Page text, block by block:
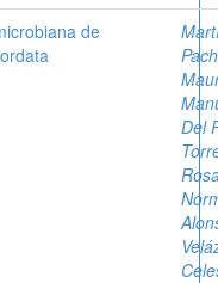
de
Del